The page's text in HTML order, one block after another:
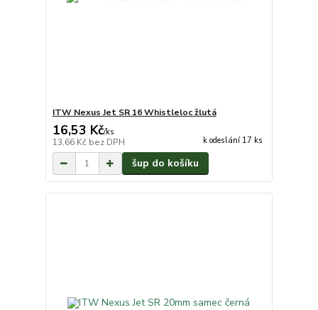
ITW Nexus Jet SR 16 Whistleloc žlutá
16,53 Kč/ks
13,66 Kč bez DPH k odeslání 17 ks
šup do košíku